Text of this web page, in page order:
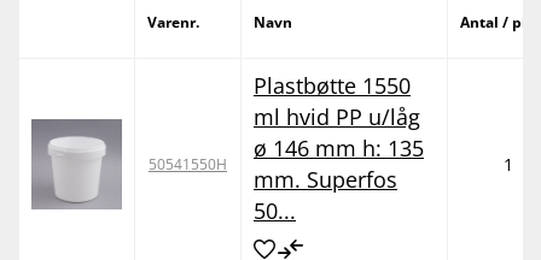
Varenr. Navn Antal / pk
50541550H
Plastbøtte 1550
ml hvid PP u/låg
ø 146 mm h: 135
mm. Superfos
50...
1